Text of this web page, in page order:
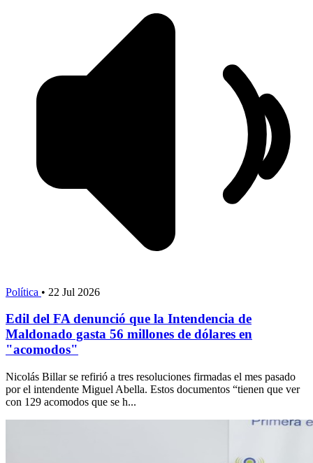
Política • 22 Jul 2026
Edil del FA denunció que la Intendencia de
Maldonado gasta 56 millones de dólares en
"acomodos"
Nicolás Billar se refirió a tres resoluciones firmadas el mes pasado
por el intendente Miguel Abella. Estos documentos “tienen que ver
con 129 acomodos que se h...